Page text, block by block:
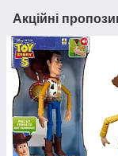
Акційні